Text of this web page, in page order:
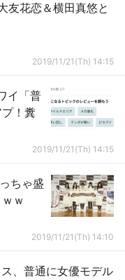
友花恋＆横田真悠と
2019/11/21(Th) 14:15
イ「普
！糞
2019/11/21(Th) 14:15
ちゃ盛
ｗ
2019/11/21(Th) 14:10
、普通に女優モデル